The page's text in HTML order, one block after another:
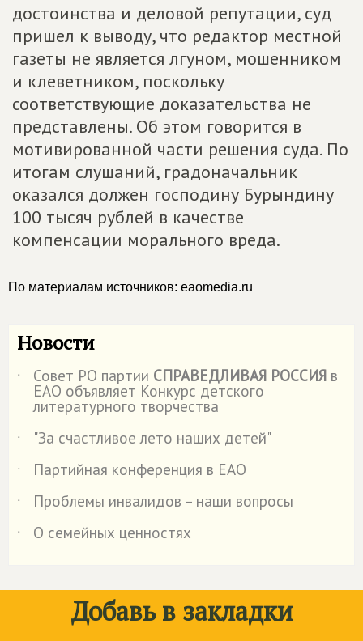
достоинства и деловой репутации, суд
пришел к выводу, что редактор местной
газеты не является лгуном, мошенником
и клеветником, поскольку
соответствующие доказательства не
представлены. Об этом говорится в
мотивированной части решения суда. По
итогам слушаний, градоначальник
оказался должен господину Бурындину
100 тысяч рублей в качестве
компенсации морального вреда.
По материалам источников: eaomedia.ru
Новости
˙ Совет РО партии СПРАВЕДЛИВАЯ РОССИЯ в
ЕАО объявляет Конкурс детского
литературного творчества
˙
"За счастливое лето наших детей"
˙
Партийная конференция в ЕАО
˙
Проблемы инвалидов – наши вопросы
˙
О семейных ценностях
Добавь в закладки